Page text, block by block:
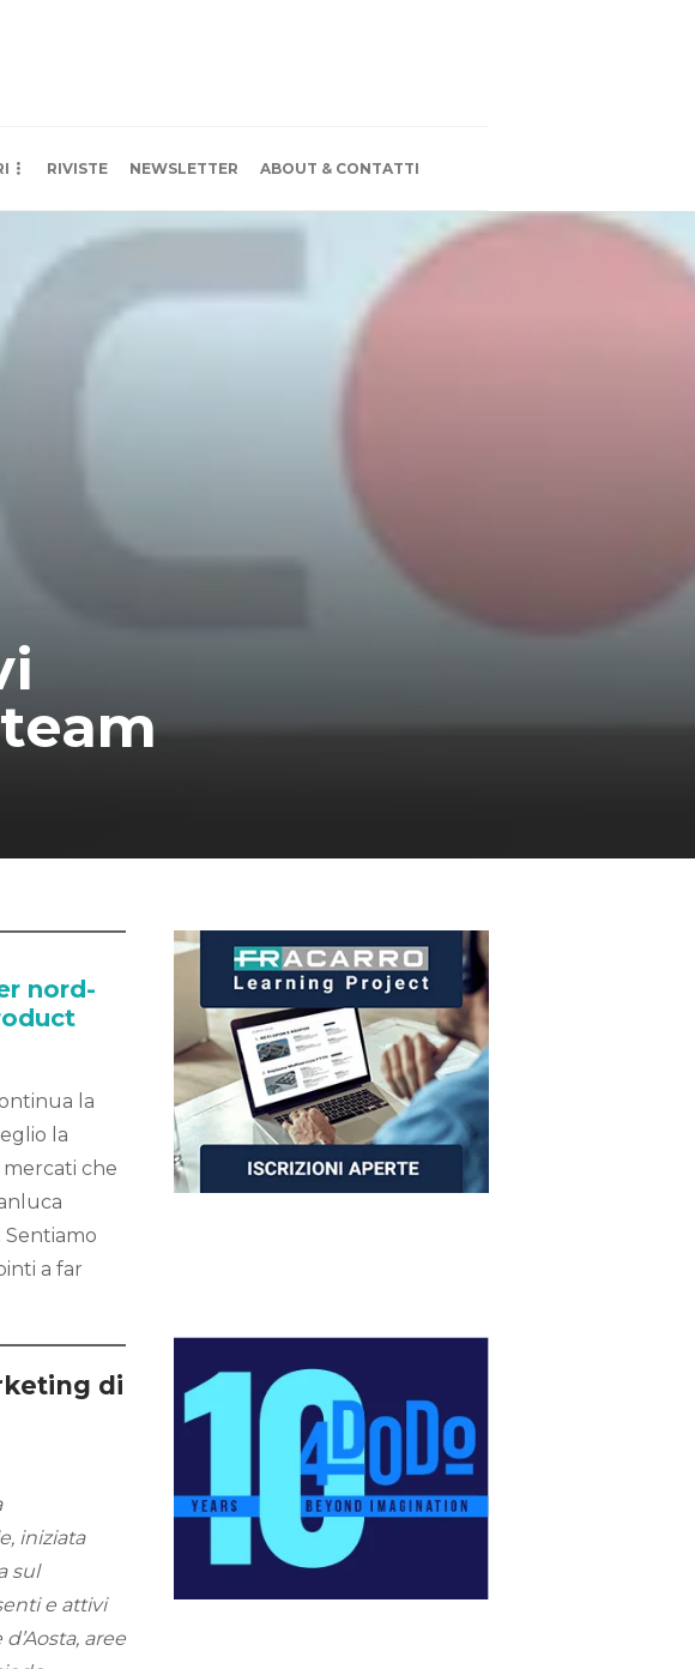
RIVISTE NEWSLETTER ABOUT & CONTATTI
nord-
la
la
che
Sentiamo
a far
di
iniziata
sul
e attivi
aree